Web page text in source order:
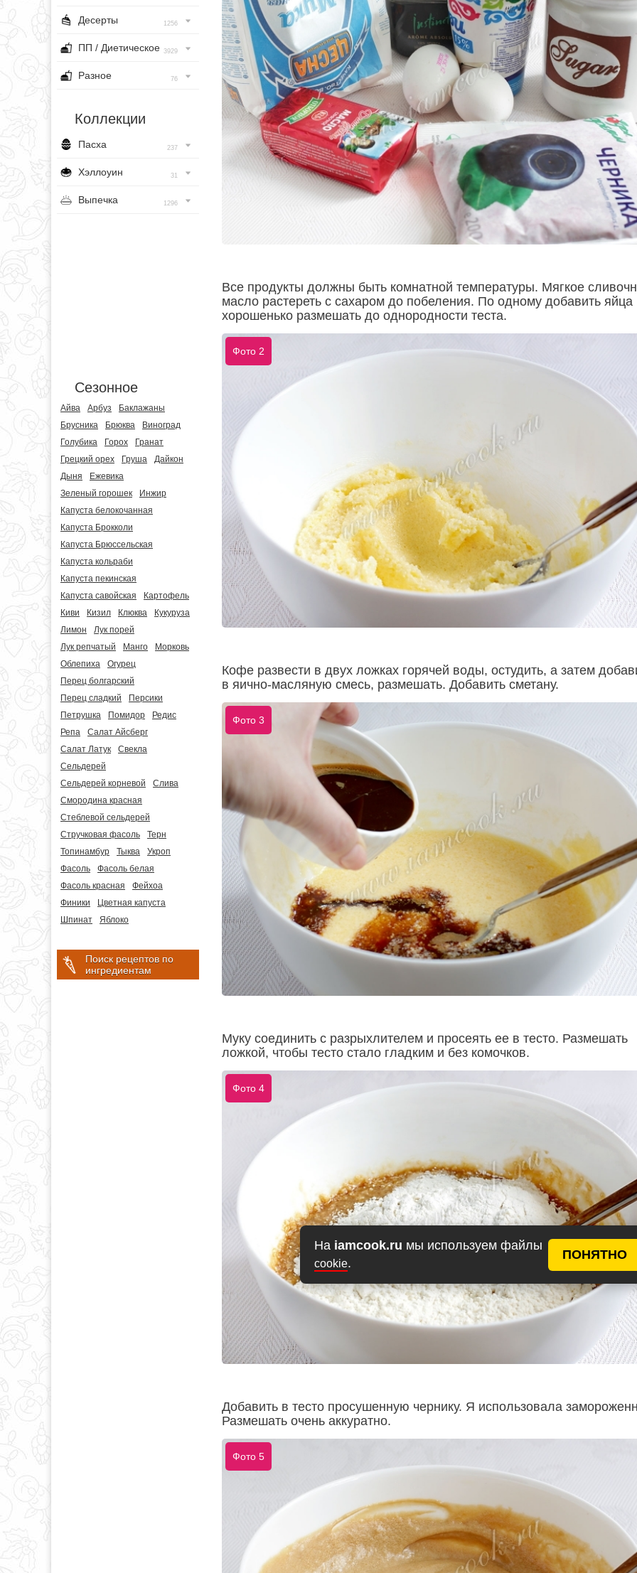
На iamcook.ru мы используем файлы
cookie.
ПОНЯТНО
Десерты 1256
ПП / Диетическое 3929
Разное 76
Коллекции
Пасха 237
Хэллоуин 31
Выпечка 1296
Сезонное
Айва Арбуз
Баклажаны
Брусника
Брюква
Виноград
Голубика
Горох
Гранат
Грецкий орех
Груша
Дайкон
Дыня
Ежевика
Зеленый горошек
Инжир
Капуста белокочанная
Капуста Брокколи
Капуста Брюссельская
Капуста кольраби
Капуста пекинская
Капуста савойская
Картофель
Киви
Кизил Клюква
Кукуруза
Лимон
Лук порей
Лук репчатый
Манго
Морковь
Облепиха
Огурец
Перец болгарский
Перец сладкий
Персики
Петрушка
Помидор
Редис
Репа
Салат Айсберг
Салат Латук
Свекла
Сельдерей
Сельдерей корневой
Слива
Смородина красная
Стеблевой сельдерей
Стручковая фасоль
Терн
Топинамбур
Тыква
Укроп
Фасоль
Фасоль белая
Фасоль красная
Фейхоа
Финики
Цветная капуста
Шпинат
Яблоко
Поиск рецептов по
ингредиентам
Все продукты должны быть комнатной температуры. Мягкое
масло растереть с сахаром до побеления. По одному добавить яйца
хорошенько размешать до однородности теста.
Фото 2
Кофе развести в двух ложках горячей воды, остудить, а затем
в яично-масляную смесь, размешать. Добавить сметану.
Фото 3
Муку соединить с разрыхлителем и просеять ее в тесто. Размешать
ложкой, чтобы тесто стало гладким и без комочков.
Фото 4
Добавить в тесто просушенную чернику. Я использовала
Размешать очень аккуратно.
Фото 5